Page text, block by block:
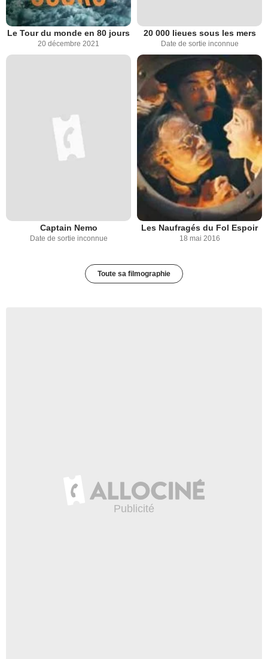
Le Tour du monde en 80 jours
20 décembre 2021
20 000 lieues sous les mers
Date de sortie inconnue
Captain Nemo
Date de sortie inconnue
Les Naufragés du Fol Espoir
18 mai 2016
Toute sa filmographie